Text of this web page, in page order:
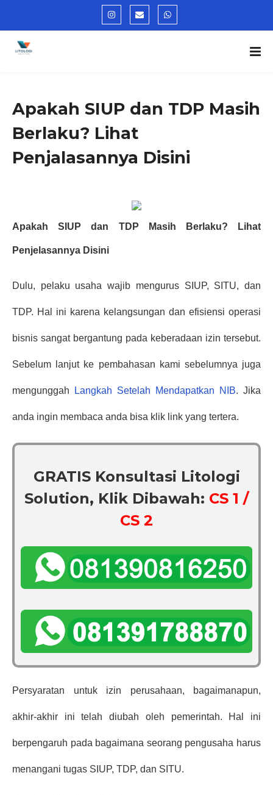
Apakah SIUP dan TDP Masih
Berlaku? Lihat
Penjalasannya Disini
Apakah SIUP dan TDP Masih Berlaku? Lihat
Penjelasannya Disini
Dulu, pelaku usaha wajib mengurus SIUP, SITU, dan
TDP. Hal ini karena kelangsungan dan efisiensi operasi
bisnis sangat bergantung pada keberadaan izin tersebut.
Sebelum lanjut ke pembahasan kami sebelumnya juga
mengunggah Langkah Setelah Mendapatkan NIB. Jika
anda ingin membaca anda bisa klik link yang tertera.
GRATIS Konsultasi Litologi
Solution, Klik Dibawah: CS 1 /
CS 2
Persyaratan untuk izin perusahaan, bagaimanapun,
akhir-akhir ini telah diubah oleh pemerintah. Hal ini
berpengaruh pada bagaimana seorang pengusaha harus
menangani tugas SIUP, TDP, dan SITU.